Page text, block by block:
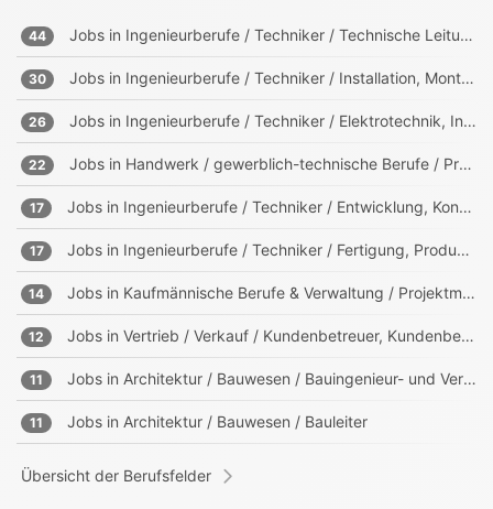
44 Jobs in Ingenieurberufe / Techniker / Technische Leitung, Projektleitung
30 Jobs in Ingenieurberufe / Techniker / Installation, Montage, Wartung
26 Jobs in Ingenieurberufe / Techniker / Elektrotechnik, Informationstechnik, Mechatronik
22 Jobs in Handwerk / gewerblich-technische Berufe / Produktion
17 Jobs in Ingenieurberufe / Techniker / Entwicklung, Konstruktion, Produktmanagement
17 Jobs in Ingenieurberufe / Techniker / Fertigung, Produktion
14 Jobs in Kaufmännische Berufe & Verwaltung / Projektmanagement, Projektleitung
12 Jobs in Vertrieb / Verkauf / Kundenbetreuer, Kundenberater
11 Jobs in Architektur / Bauwesen / Bauingenieur- und Vermessungswesen
11 Jobs in Architektur / Bauwesen / Bauleiter
Übersicht der Berufsfelder